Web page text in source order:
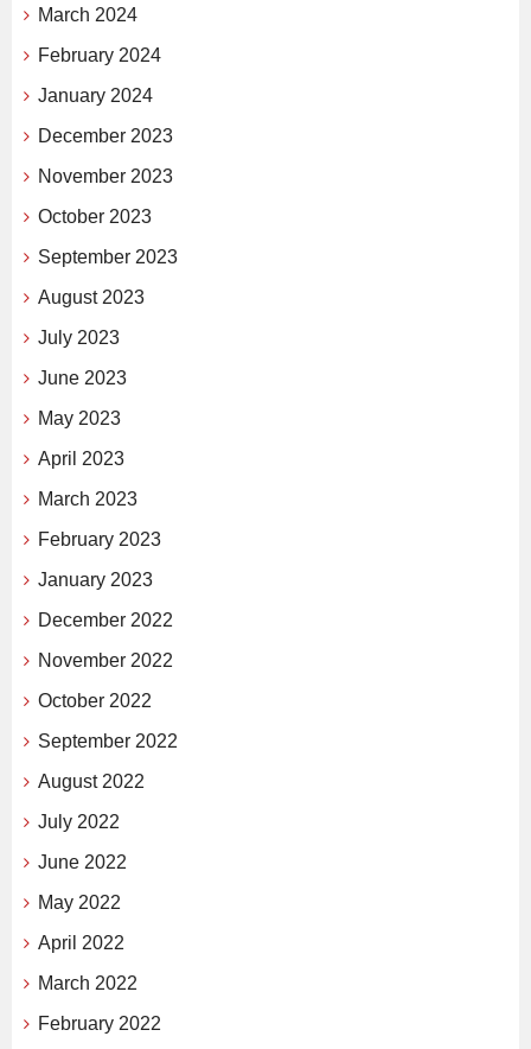
March 2024
February 2024
January 2024
December 2023
November 2023
October 2023
September 2023
August 2023
July 2023
June 2023
May 2023
April 2023
March 2023
February 2023
January 2023
December 2022
November 2022
October 2022
September 2022
August 2022
July 2022
June 2022
May 2022
April 2022
March 2022
February 2022